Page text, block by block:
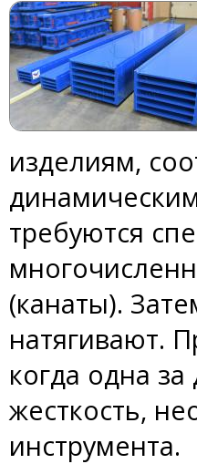
изделиям,
требуются
(канаты).
натягивают.
когда одна
жесткость,
инструмента.